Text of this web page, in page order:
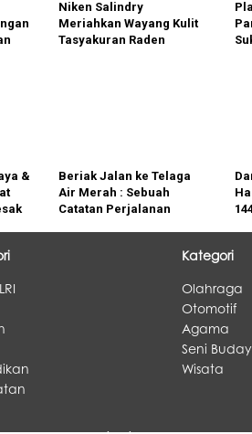
Niken Salindry
Meriahkan Wayang Kulit
Tasyakuran Raden
&
Beriak Jalan ke Telaga
Air Merah : Sebuah
Catatan Perjalanan
Kategori
Olahraga
Otomotif
Agama
Seni
Wisata